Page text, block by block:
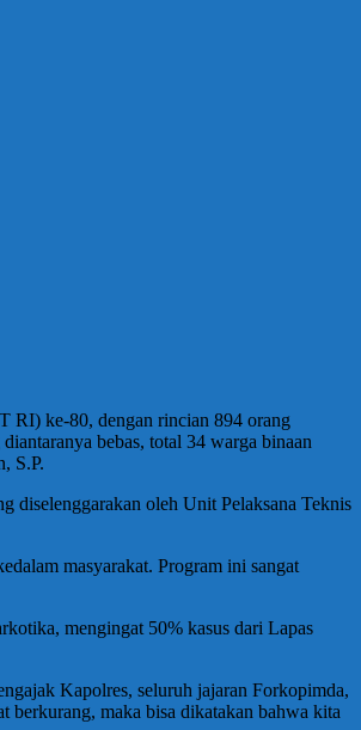
RI) ke-80, dengan rincian 894 orang
bebas, total 34 warga binaan
S.P.
diselenggarakan oleh Unit Pelaksana Teknis
masyarakat. Program ini sangat
mengingat 50% kasus dari Lapas
Kapolres, seluruh jajaran Forkopimda,
berkurang, maka bisa dikatakan bahwa kita